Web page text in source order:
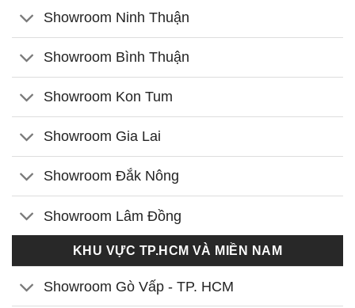
Showroom Ninh Thuận
Showroom Bình Thuận
Showroom Kon Tum
Showroom Gia Lai
Showroom Đắk Nông
Showroom Lâm Đồng
KHU VỰC TP.HCM VÀ MIỀN NAM
Showroom Gò Vấp - TP. HCM